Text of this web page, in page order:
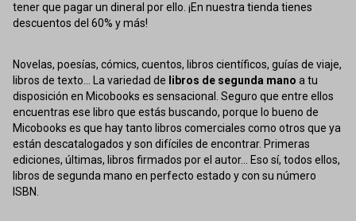
tener que pagar un dineral por ello. ¡En nuestra tienda tienes
descuentos del 60% y más!
Novelas, poesías, cómics, cuentos, libros científicos, guías de viaje,
libros de texto... La variedad de libros de segunda mano a tu
disposición en Micobooks es sensacional. Seguro que entre ellos
encuentras ese libro que estás buscando, porque lo bueno de
Micobooks es que hay tanto libros comerciales como otros que ya
están descatalogados y son difíciles de encontrar. Primeras
ediciones, últimas, libros firmados por el autor... Eso sí, todos ellos,
libros de segunda mano en perfecto estado y con su número
ISBN.